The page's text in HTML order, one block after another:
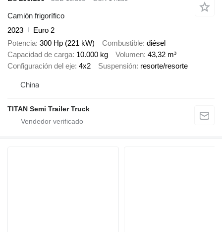
Camión frigorífico
2023
Euro 2
Potencia 300 Hp (221 kW) Combustible diésel
Capacidad de carga 10.000 kg Volumen 43,32 m³
Configuración del eje 4x2 Suspensión resorte/resorte
China
TITAN Semi Trailer Truck